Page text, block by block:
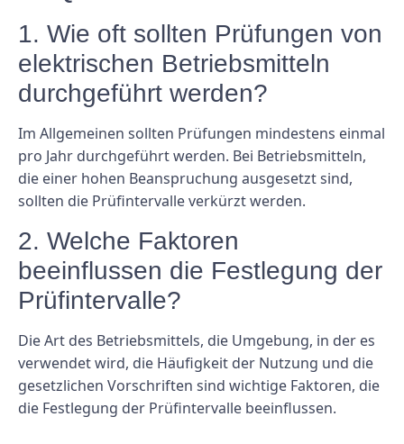
1. Wie oft sollten Prüfungen von
elektrischen Betriebsmitteln
durchgeführt werden?
Im Allgemeinen sollten Prüfungen mindestens einmal
pro Jahr durchgeführt werden. Bei Betriebsmitteln,
die einer hohen Beanspruchung ausgesetzt sind,
sollten die Prüfintervalle verkürzt werden.
2. Welche Faktoren
beeinflussen die Festlegung der
Prüfintervalle?
Die Art des Betriebsmittels, die Umgebung, in der es
verwendet wird, die Häufigkeit der Nutzung und die
gesetzlichen Vorschriften sind wichtige Faktoren, die
die Festlegung der Prüfintervalle beeinflussen.